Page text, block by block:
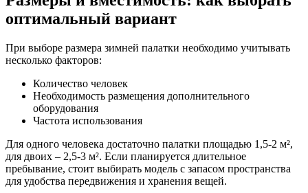
оптимальный вариант
При выборе размера зимней палатки необходимо учитывать
несколько факторов:
Количество человек
Необходимость размещения дополнительного
оборудования
Частота использования
Для одного человека достаточно палатки площадью 1,5-2 м²,
для двоих – 2,5-3 м². Если планируется длительное
пребывание, стоит выбирать модель с запасом пространства
для удобства передвижения и хранения вещей.